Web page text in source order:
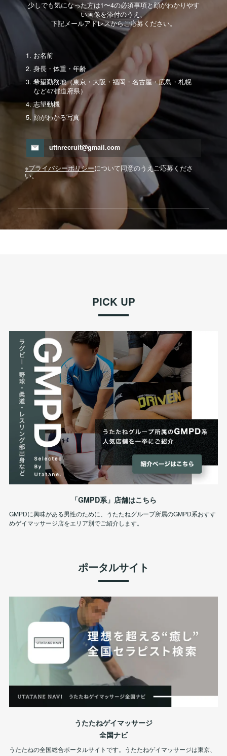
少しでも気になった方は1〜4の必須事項と顔がわかりやす
い画像を添付のうえ、
下記メールアドレスからご応募ください。
お名前
身長・体重・年齢
希望勤務地（東京・大阪・福岡・名古屋・広島・札幌
など47都道府県）
志望動機
顔がわかる写真
uttnrecruit@gmail.com
※プライバシーポリシーについて同意のうえご応募くださ
い。
PICK UP
「GMPD系」店舗はこちら
GMPDに興味がある男性のために、うたたねグループ所属のGMPD系おすす
めゲイマッサージ店をエリア別でご紹介します。
ポータルサイト
うたたねゲイマッサージ
全国ナビ
うたたねの全国総合ポータルサイトです。うたたねゲイマッサージは東京、